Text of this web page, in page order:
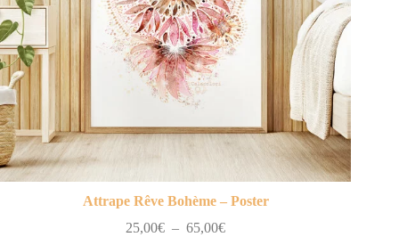
Attrape Rêve Bohème – Poster
25,00€ – 65,00€Plage